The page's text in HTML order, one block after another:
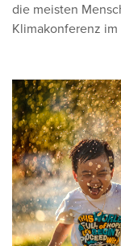
die meisten
Klimakonferenz